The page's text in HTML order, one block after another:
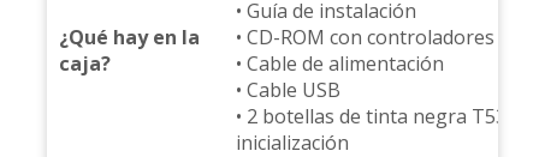
¿Qué hay en la
caja?
• Guía de instalación
• CD-ROM con controladores
• Cable de alimentación
• Cable USB
• 2 botellas de tinta negra T534
inicialización